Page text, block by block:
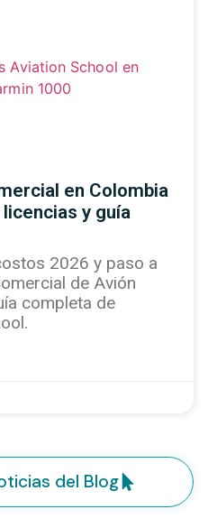
en Colombia
y guía
2026 y paso a
de Avión
completa de
del Blog